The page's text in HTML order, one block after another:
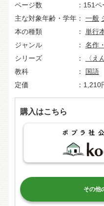
ページ数
151ペ
主な対象年齢・学年
一般
本の種類
単行
ジャンル
名作
シリーズ
〈え
教科
国語
定価
1,210
購入はこちら
その他